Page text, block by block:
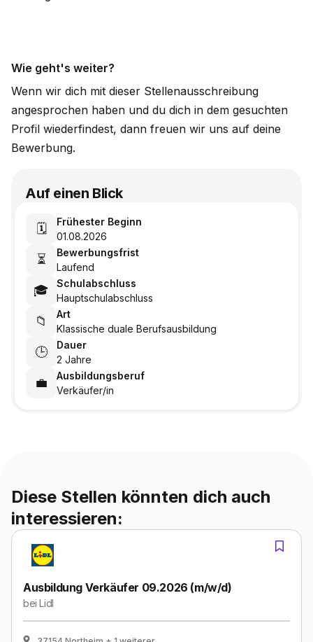
Wie geht's weiter?
Wenn wir dich mit dieser Stellenausschreibung
angesprochen haben und du dich in dem gesuchten
Profil wiederfindest, dann freuen wir uns auf deine
Bewerbung.
Auf einen Blick
🗓️
Frühester Beginn
01.08.2026
⏳
Bewerbungsfrist
Laufend
🎓
Schulabschluss
Hauptschulabschluss
📁
Art
Klassische duale Berufsausbildung
🕒
Dauer
2 Jahre
💼
Ausbildungsberuf
Verkäufer/in
Diese Stellen könnten dich auch
interessieren:
Ausbildung Verkäufer 09.2026 (m/w/d)
beiLidl